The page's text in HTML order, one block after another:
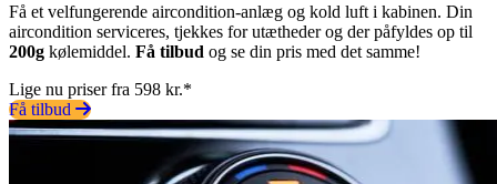
Få et velfungerende aircondition-anlæg og kold luft i kabinen. Din
aircondition serviceres, tjekkes for utætheder og der påfyldes op til
200g kølemiddel. Få tilbud og se din pris med det samme!
Lige nu priser fra 598 kr.*
Få tilbud